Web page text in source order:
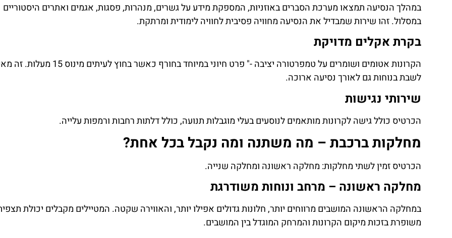
במהלך הנסיעה תמצאו מערכת הסברים באוזניות, המספקת מידע על גשרים, מנהרות, פסגות, אגמים ואתרים היסטוריים
במסלול. זהו שירות שמבדיל את הנסיעה מחוויה פסיבית לחוויה לימודית ומרתקת.
בקרת אקלים מדויקת
הקרונות אטומים ושומרים על טמפרטורה יציבה -" פרט חיוני במיוחד בחורף כאשר בחוץ
לשבת בנוחות גם לאורך נסיעה ארוכה.
שירותי נגישות
הכרטיס כולל גישה לקרונות מותאמים לנוסעים בעלי מוגבלות תנועה, כולל דלתות רחבות ורמפות עלייה.
מחלקות ברכבת – מה משתנה ומה נקבל בכל אחת?
הכרטיס זמין לשתי מחלקות: מחלקה ראשונה ומחלקה שנייה.
מחלקה ראשונה – מרחב ונוחות משודרגת
במחלקה הראשונה המושבים מרווחים יותר, חלונות גדולים אפילו יותר, והאווירה שקטה. המטיילים מקבלים יכולת
משופרת בזכות מיקום הקרונות והמרחק המוגדל בין המושבים.